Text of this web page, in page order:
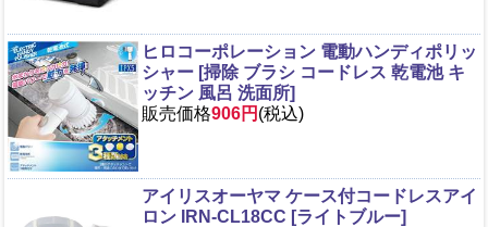
ヒロコーポレーション 電動ハンディポリッ
シャー [掃除 ブラシ コードレス 乾電池 キ
ッチン 風呂 洗面所]
販売価格906円 (税込)
アイリスオーヤマ ケース付コードレスアイ
ロン IRN-CL18CC [ライトブルー]